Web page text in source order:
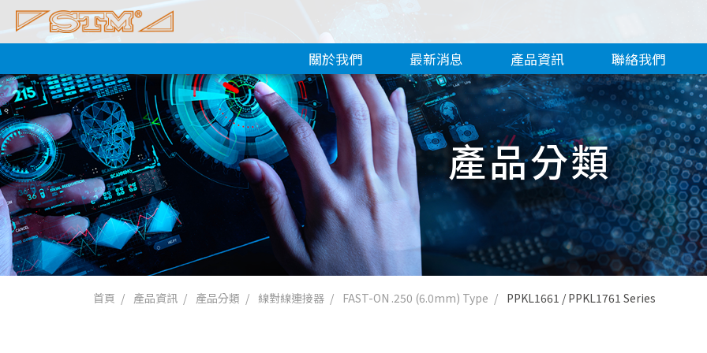
關於我們 最新消息 產品資訊 聯絡我們
產品分類
首頁 產品資訊 產品分類 線對線連接器 FAST-ON .250 (6.0mm) Type PPKL1661 / PPKL1761 Series